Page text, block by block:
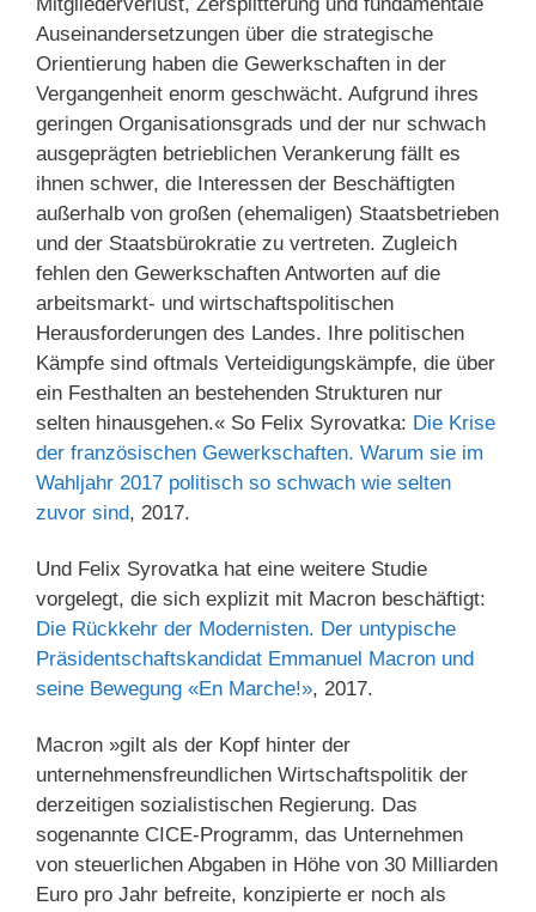
Auseinandersetzungen über die strategische
Orientierung haben die Gewerkschaften in der
Vergangenheit enorm geschwächt. Aufgrund ihres
geringen Organisationsgrads und der nur schwach
ausgeprägten betrieblichen Verankerung fällt es
ihnen schwer, die Interessen der Beschäftigten
außerhalb von großen (ehemaligen) Staatsbetrieben
und der Staatsbürokratie zu vertreten. Zugleich
fehlen den Gewerkschaften Antworten auf die
arbeitsmarkt- und wirtschaftspolitischen
Herausforderungen des Landes. Ihre politischen
Kämpfe sind oftmals Verteidigungskämpfe, die über
ein Festhalten an bestehenden Strukturen nur
selten hinausgehen.« So Felix Syrovatka: Die Krise
der französischen Gewerkschaften. Warum sie im
Wahljahr 2017 politisch so schwach wie selten
zuvor sind, 2017.
Und Felix Syrovatka hat eine weitere Studie
vorgelegt, die sich explizit mit Macron beschäftigt:
Die Rückkehr der Modernisten. Der untypische
Präsidentschaftskandidat Emmanuel Macron und
seine Bewegung «En Marche!», 2017.
Macron »gilt als der Kopf hinter der
unternehmensfreundlichen Wirtschaftspolitik der
derzeitigen sozialistischen Regierung. Das
sogenannte CICE-Programm, das Unternehmen
von steuerlichen Abgaben in Höhe von 30 Milliarden
Euro pro Jahr befreite, konzipierte er noch als